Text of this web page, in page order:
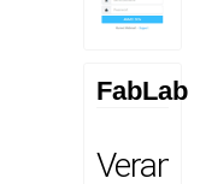
FabLab